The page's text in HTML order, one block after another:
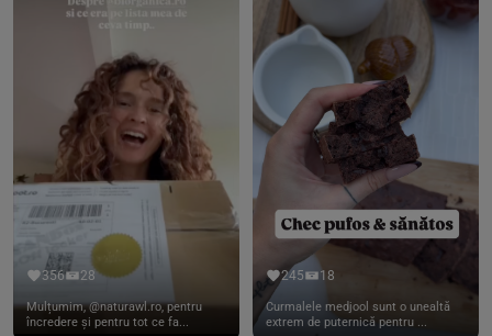
356 28
Mulțumim, @naturawl.ro, pentru
încredere și pentru tot ce fa...
245 18
Curmalele medjool sunt o unealtă
extrem de puternică pentru ...